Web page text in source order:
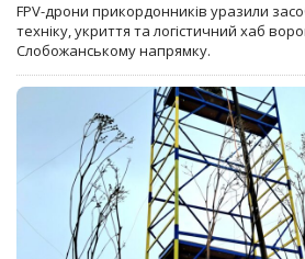
FPV-дрони прикордонників уразили
техніку, укриття та логістичний хаб
Слобожанському напрямку.